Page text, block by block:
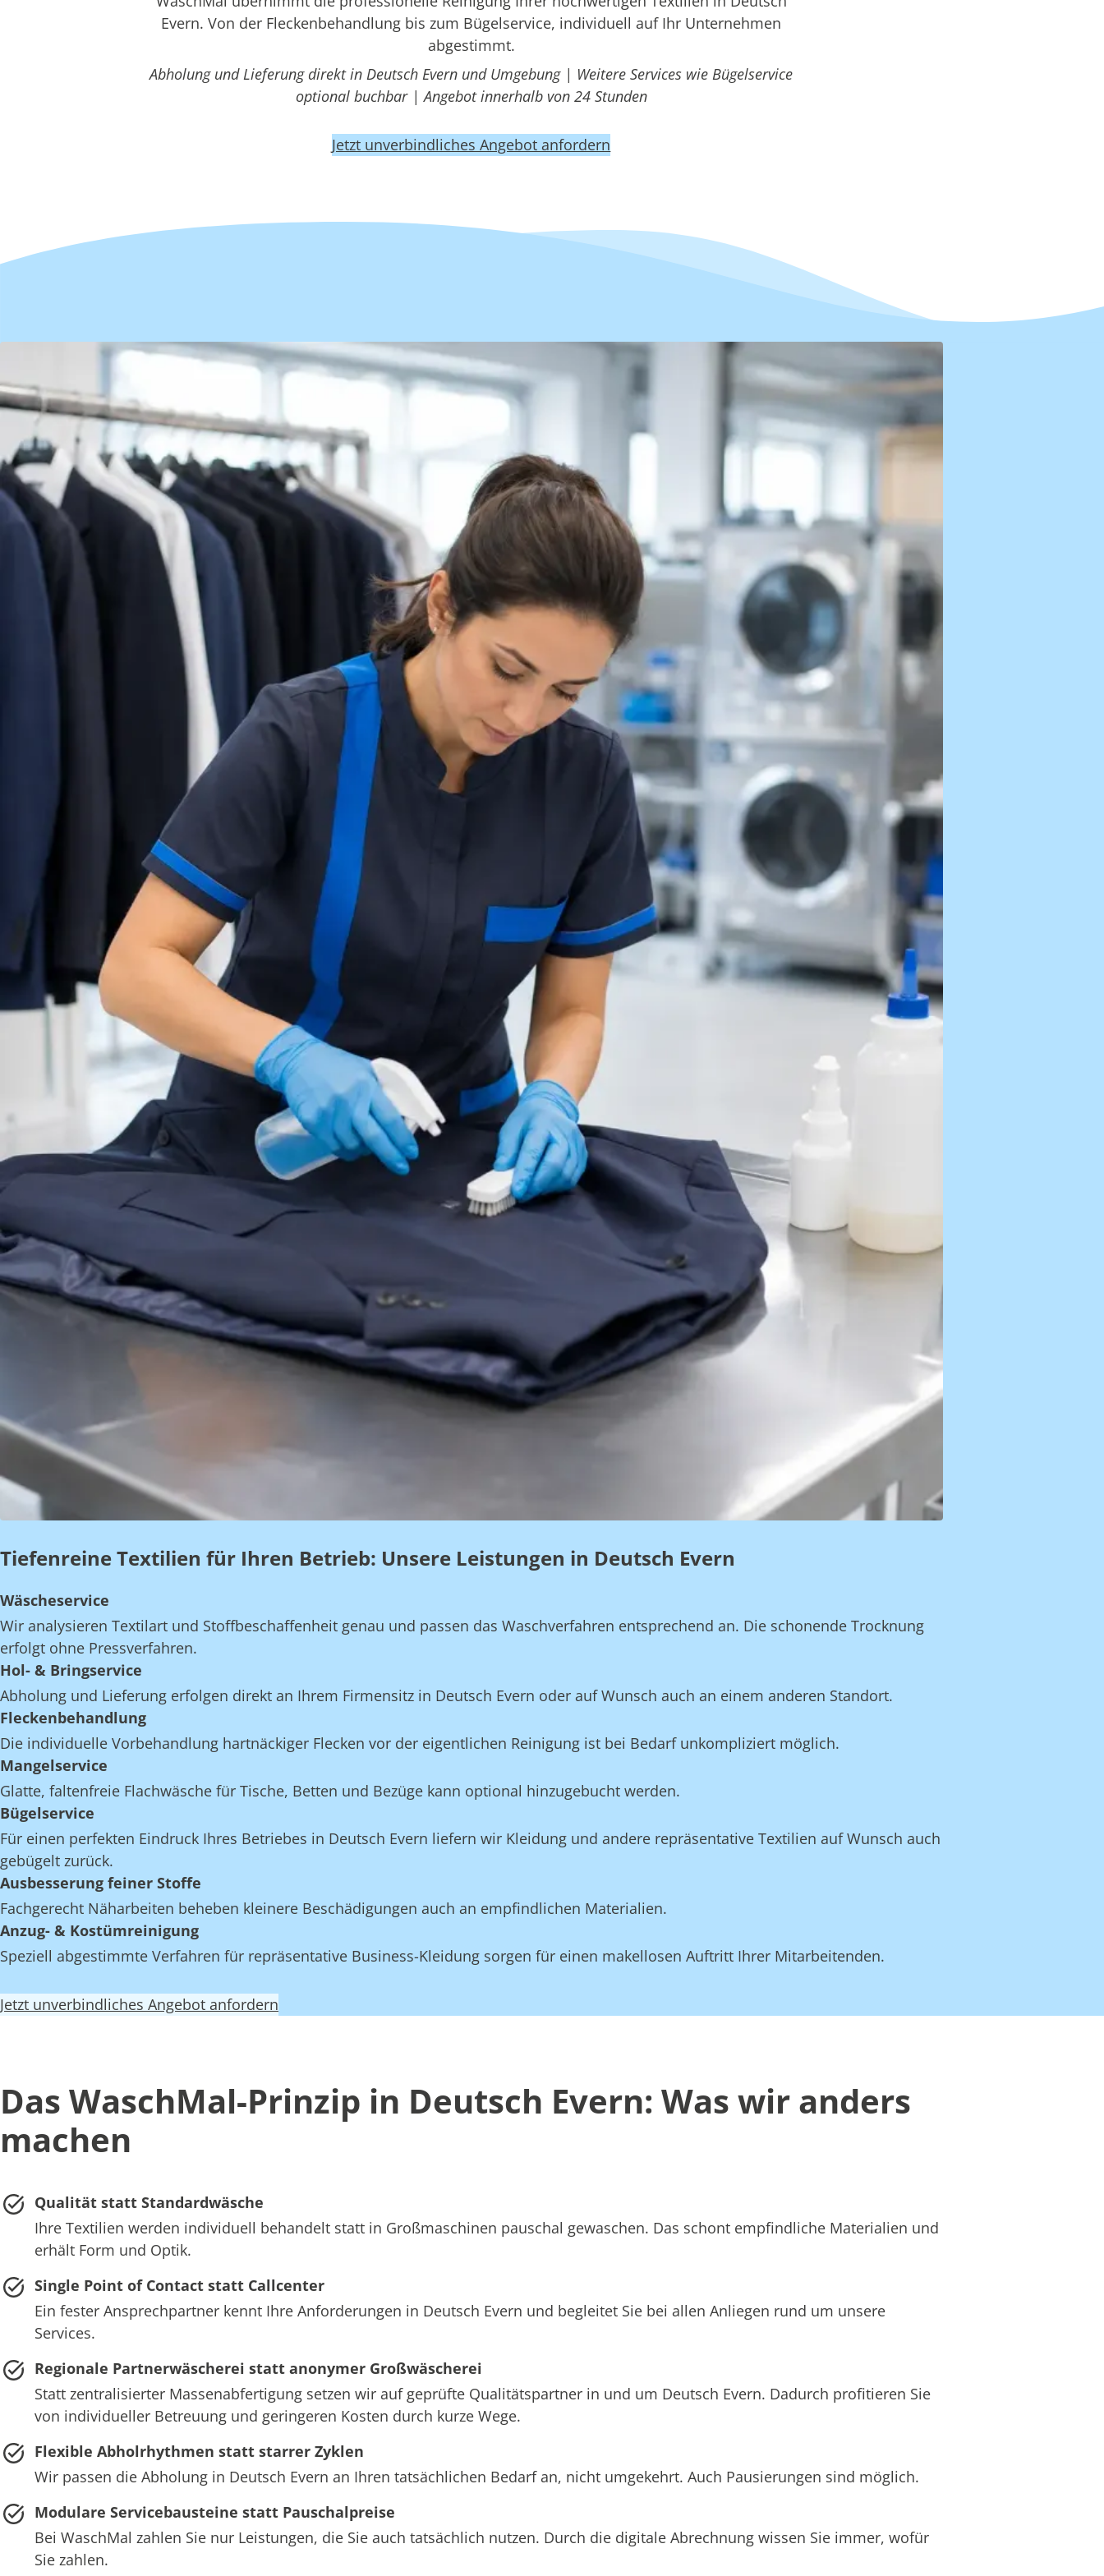
Evern. Von der Fleckenbehandlung bis zum Bügelservice, individuell auf Ihr Unternehmen
abgestimmt.
Abholung und Lieferung direkt in Deutsch Evern und Umgebung | Weitere Services wie Bügelservice
optional buchbar | Angebot innerhalb von 24 Stunden
Jetzt unverbindliches Angebot anfordern
Tiefenreine Textilien für Ihren Betrieb: Unsere Leistungen in Deutsch Evern
Wäscheservice
Wir analysieren Textilart und Stoffbeschaffenheit genau und passen das Waschverfahren entsprechend an. Die schonende Trocknung
erfolgt ohne Pressverfahren.
Hol- & Bringservice
Abholung und Lieferung erfolgen direkt an Ihrem Firmensitz in Deutsch Evern oder auf Wunsch auch an einem anderen Standort.
Fleckenbehandlung
Die individuelle Vorbehandlung hartnäckiger Flecken vor der eigentlichen Reinigung ist bei Bedarf unkompliziert möglich.
Mangelservice
Glatte, faltenfreie Flachwäsche für Tische, Betten und Bezüge kann optional hinzugebucht werden.
Bügelservice
Für einen perfekten Eindruck Ihres Betriebes in Deutsch Evern liefern wir Kleidung und andere repräsentative Textilien auf Wunsch auch
gebügelt zurück.
Ausbesserung feiner Stoffe
Fachgerecht Näharbeiten beheben kleinere Beschädigungen auch an empfindlichen Materialien.
Anzug- & Kostümreinigung
Speziell abgestimmte Verfahren für repräsentative Business-Kleidung sorgen für einen makellosen Auftritt Ihrer Mitarbeitenden.
Jetzt unverbindliches Angebot anfordern
Das WaschMal-Prinzip in Deutsch Evern: Was wir anders
machen
Qualität statt Standardwäsche
Ihre Textilien werden individuell behandelt statt in Großmaschinen pauschal gewaschen. Das schont empfindliche Materialien und
erhält Form und Optik.
Single Point of Contact statt Callcenter
Ein fester Ansprechpartner kennt Ihre Anforderungen in Deutsch Evern und begleitet Sie bei allen Anliegen rund um unsere
Services.
Regionale Partnerwäscherei statt anonymer Großwäscherei
Statt zentralisierter Massenabfertigung setzen wir auf geprüfte Qualitätspartner in und um Deutsch Evern. Dadurch profitieren Sie
von individueller Betreuung und geringeren Kosten durch kurze Wege.
Flexible Abholrhythmen statt starrer Zyklen
Wir passen die Abholung in Deutsch Evern an Ihren tatsächlichen Bedarf an, nicht umgekehrt. Auch Pausierungen sind möglich.
Modulare Servicebausteine statt Pauschalpreise
Bei WaschMal zahlen Sie nur Leistungen, die Sie auch tatsächlich nutzen. Durch die digitale Abrechnung wissen Sie immer, wofür
Sie zahlen.